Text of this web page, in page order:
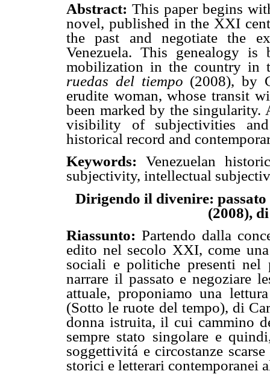
Abstract: This paper begins
novel, published in the XXI
the past and negotiate the
Venezuela. This genealogy
mobilization in the country in
ruedas del tiempo (2008), by
erudite woman, whose transit
been marked by the singularity.
visibility of subjectivities
historical record and
Keywords:Venezuelan
subjectivity, intellectual
Dirigendo il divenire:
(2008),
Riassunto:Partendo dalla
edito nel secolo XXI, come
sociali e politiche presenti nel
narrare il passato e negoziare
attuale, proponiamo una
(Sotto le ruote del tempo), di
donna istruita, il cui cammino
sempre stato singolare e
soggettivitá e circostanze
storici e letterari contemporanei